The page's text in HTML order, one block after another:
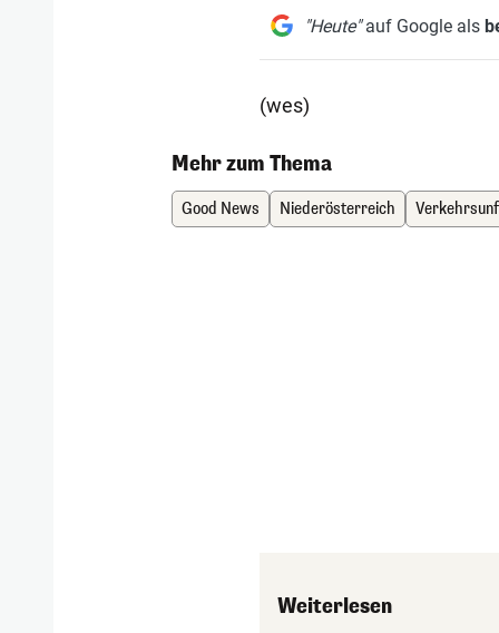
"Heute"auf Google als
(wes)
Mehr zum Thema
Good News Niederösterreich
Weiterlesen